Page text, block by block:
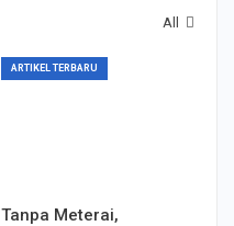
All
ARTIKEL TERBARU
Tanpa Meterai,